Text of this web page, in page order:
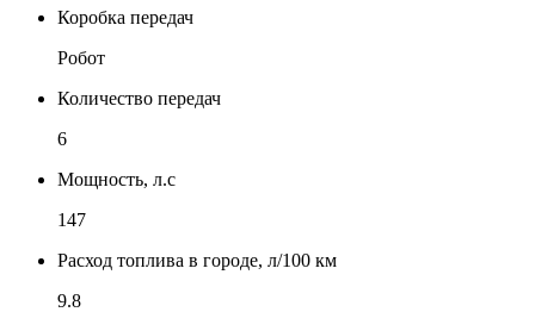
Коробка передач
Робот
Количество передач
6
Мощность, л.с
147
Расход топлива в городе, л/100 км
9.8